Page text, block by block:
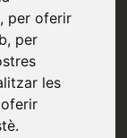
, per oferir
, per
les
.
duda